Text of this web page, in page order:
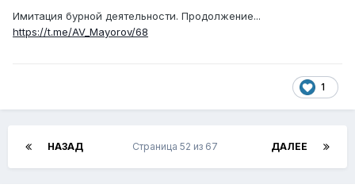
Имитация бурной деятельности. Продолжение...
https://t.me/AV_Mayorov/68
1
НАЗАД ДАЛЕЕ
Страница 52 из 67